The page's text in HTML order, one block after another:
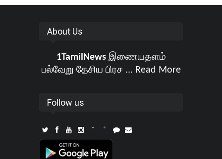
About Us
1TamilNewsஇணையதளம்
பல்வேறு தேசிய பிரச ... Read More
Follow us